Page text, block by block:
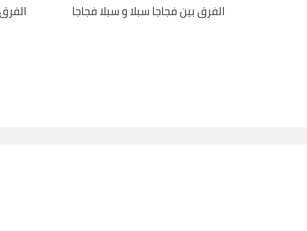
الفرق بين فجاجا سبلا و سبلا فجاجا